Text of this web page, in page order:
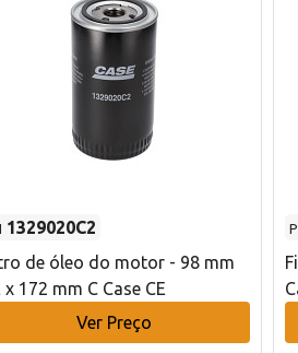
1329020C2
de óleo do motor - 98 mm
x 172 mm C Case CE
Ver Preço